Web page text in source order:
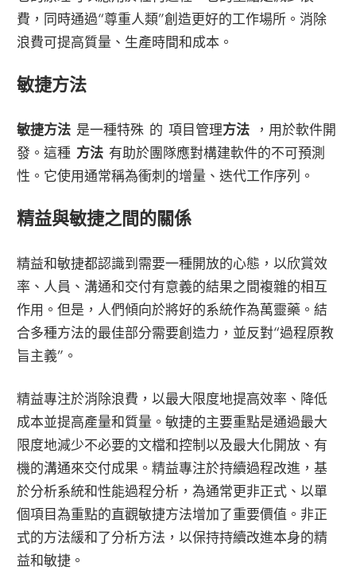
費，同時通過“尊重人類”創造更好的工作場所。消除
浪費可提高質量、生產時間和成本。
敏捷方法
敏捷方法 是一種特殊 的 項目管理方法 ，用於軟件開
發。這種 方法 有助於團隊應對構建軟件的不可預測
性。它使用通常稱為衝刺的增量、迭代工作序列。
精益與敏捷之間的關係
精益和敏捷都認識到需要一種開放的心態，以欣賞效
率、人員、溝通和交付有意義的結果之間複雜的相互
作用。但是，人們傾向於將好的系統作為萬靈藥。結
合多種方法的最佳部分需要創造力，並反對“過程原教
旨主義”。
精益專注於消除浪費，以最大限度地提高效率、降低
成本並提高產量和質量。敏捷的主要重點是通過最大
限度地減少不必要的文檔和控制以及最大化開放、有
機的溝通來交付成果。精益專注於持續過程改進，基
於分析系統和性能過程分析，為通常更非正式、以單
個項目為重點的直觀敏捷方法增加了重要價值。非正
式的方法緩和了分析方法，以保持持續改進本身的精
益和敏捷。